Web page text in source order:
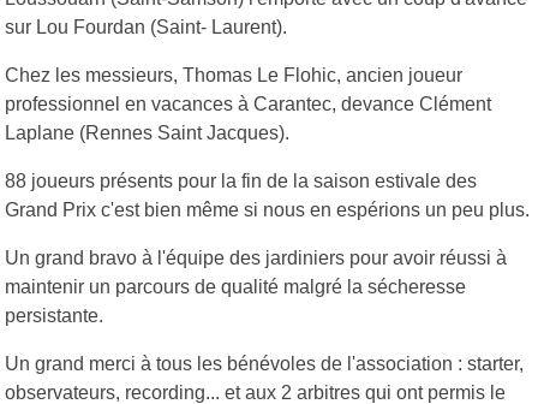
sur Lou Fourdan (Saint- Laurent).
Chez les messieurs, Thomas Le Flohic, ancien joueur
professionnel en vacances à Carantec, devance Clément
Laplane (Rennes Saint Jacques).
88 joueurs présents pour la fin de la saison estivale des
Grand Prix c'est bien même si nous en espérions un peu plus.
Un grand bravo à l'équipe des jardiniers pour avoir réussi à
maintenir un parcours de qualité malgré la sécheresse
persistante.
Un grand merci à tous les bénévoles de l'association : starter,
observateurs, recording... et aux 2 arbitres qui ont permis le